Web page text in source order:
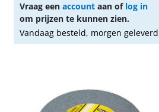
Vraag een accountaan of log in
om prijzen te kunnen zien.
Vandaag besteld, morgen geleverd